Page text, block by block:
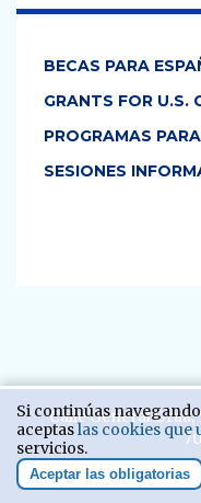
BECAS PARA
GRANTS FOR U.S.
PROGRAMAS
SESIONES
Calle General
Si continúas
aceptaslas cookies que
servicios.
Aceptar las obligatorias